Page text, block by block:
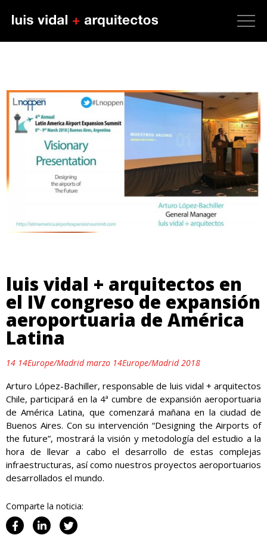
luis vidal + arquitectos en
el IV congreso de expansión
aeroportuaria de América
Latina
14 14Europe/Madrid marzo 14Europe/Madrid 2018
Arturo López-Bachiller, responsable de luis vidal + arquitectos
Chile, participará en la 4ª cumbre de expansión aeroportuaria
de América Latina, que comenzará mañana en la ciudad de
Buenos Aires. Con su intervención “Designing the Airports of
the future”, mostrará la visión y metodología del estudio a la
hora de llevar a cabo el desarrollo de estas complejas
infraestructuras, así como nuestros proyectos aeroportuarios
desarrollados el mundo.
Comparte la noticia: